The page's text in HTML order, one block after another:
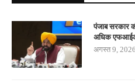
पंजाब सरकार
अधिक
अगस्त 9, 2026